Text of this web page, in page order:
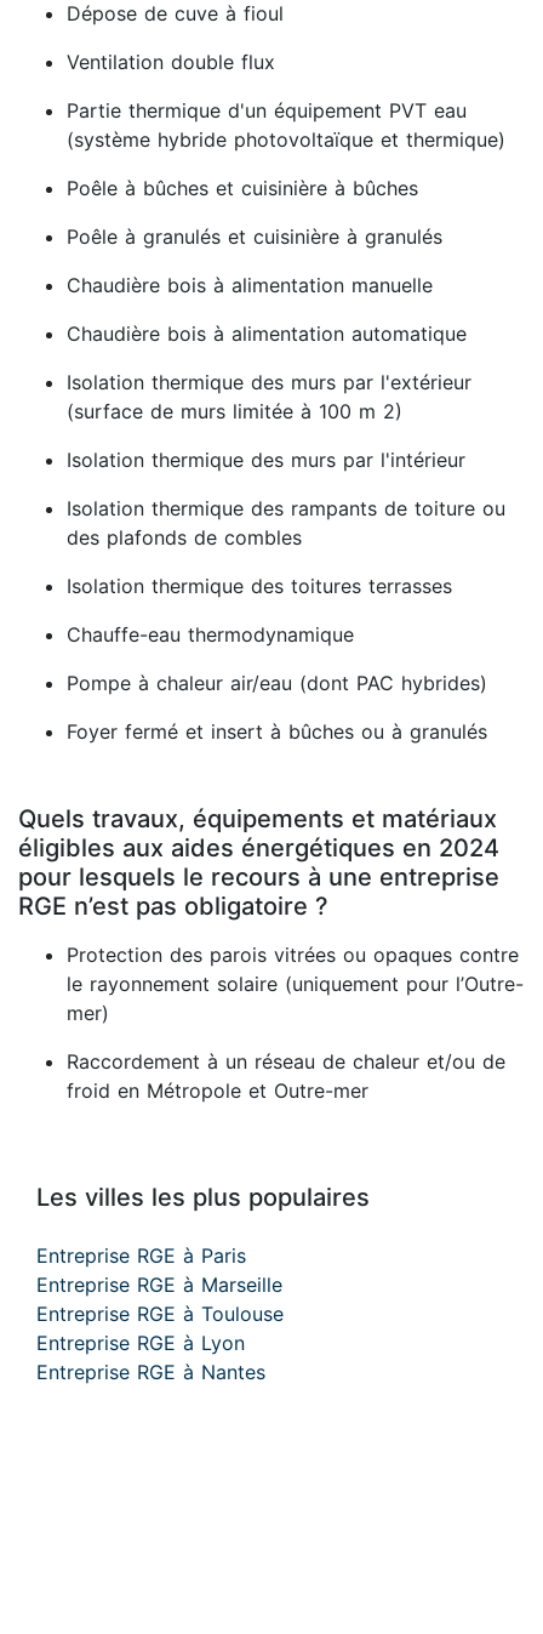
Dépose de cuve à fioul
Ventilation double flux
Partie thermique d'un équipement PVT eau
(système hybride photovoltaïque et thermique)
Poêle à bûches et cuisinière à bûches
Poêle à granulés et cuisinière à granulés
Chaudière bois à alimentation manuelle
Chaudière bois à alimentation automatique
Isolation thermique des murs par l'extérieur
(surface de murs limitée à 100 m 2)
Isolation thermique des murs par l'intérieur
Isolation thermique des rampants de toiture ou
des plafonds de combles
Isolation thermique des toitures terrasses
Chauffe-eau thermodynamique
Pompe à chaleur air/eau (dont PAC hybrides)
Foyer fermé et insert à bûches ou à granulés
Quels travaux, équipements et matériaux
éligibles aux aides énergétiques en 2024
pour lesquels le recours à une entreprise
RGE n’est pas obligatoire ?
Protection des parois vitrées ou opaques contre
le rayonnement solaire (uniquement pour l’Outre-
mer)
Raccordement à un réseau de chaleur et/ou de
froid en Métropole et Outre-mer
Les villes les plus populaires
Entreprise RGE à Paris
Entreprise RGE à Marseille
Entreprise RGE à Toulouse
Entreprise RGE à Lyon
Entreprise RGE à Nantes